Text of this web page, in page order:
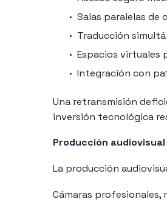
Salas paralelas de
Traducción
Espacios virtuales
Integración con
Una retransmisión
inversión tecnológica
Producción
La producción
Cámaras profesionales,